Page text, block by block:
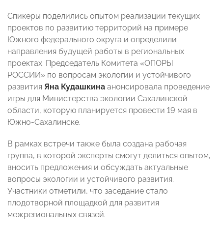
Спикеры поделились опытом реализации текущих
проектов по развитию территорий на примере
Южного федерального округа и определили
направления будущей работы в региональных
проектах. Председатель Комитета «ОПОРЫ
РОССИИ» по вопросам экологии и устойчивого
развития Яна Кудашкина анонсировала проведение
игры для Министерства экологии Сахалинской
области, которую планируется провести 19 мая в
Южно-Сахалинске.
В рамках встречи также была создана рабочая
группа, в которой эксперты смогут делиться опытом,
вносить предложения и обсуждать актуальные
вопросы экологии и устойчивого развития.
Участники отметили, что заседание стало
плодотворной площадкой для развития
межрегиональных связей.